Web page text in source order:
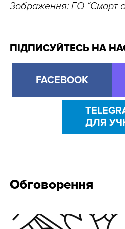
Зображення: ГО “Смарт
ПІДПИСУЙТЕСЬ НА
FACEBOOK
ДЛЯ
Обговорення